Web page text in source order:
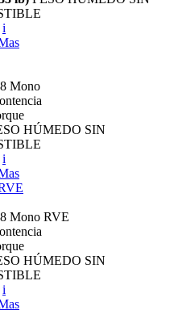
i
Mono
HÚMEDO SIN
i
Mono RVE
HÚMEDO SIN
i